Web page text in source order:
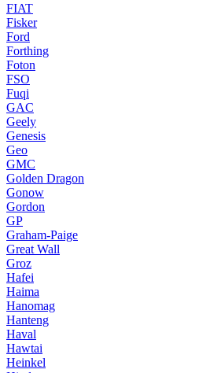
FIAT
Fisker
Ford
Forthing
Foton
FSO
Fuqi
GAC
Geely
Genesis
Geo
GMC
Golden Dragon
Gonow
Gordon
GP
Graham-Paige
Great Wall
Groz
Hafei
Haima
Hanomag
Hanteng
Haval
Hawtai
Heinkel